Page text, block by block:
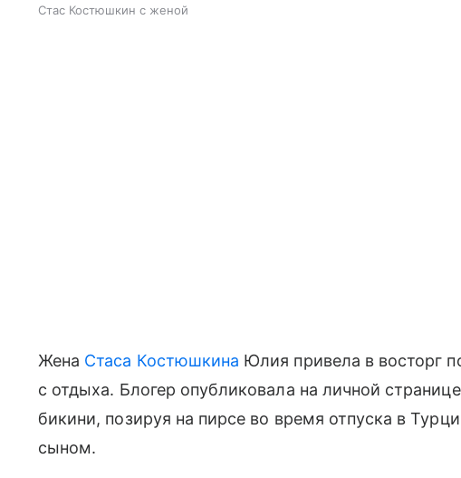
Стас Костюшкин с женой
Жена Стаса Костюшкина Юлия привела в восторг
с отдыха. Блогер опубликовала на личной
бикини, позируя на пирсе во время отпуска в
сыном.